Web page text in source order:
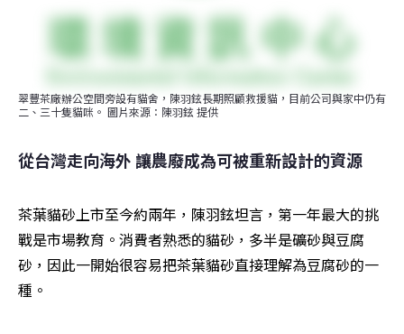
翠豐茶廠辦公空間旁設有貓舍，陳羽鉉長期照顧救援貓，目前公司與家中仍有
二、三十隻貓咪。 圖片來源：陳羽鉉 提供
從台灣走向海外 讓農廢成為可被重新設計的資源
茶葉貓砂上市至今約兩年，陳羽鉉坦言，第一年最大的挑
戰是市場教育。消費者熟悉的貓砂，多半是礦砂與豆腐
砂，因此一開始很容易把茶葉貓砂直接理解為豆腐砂的一
種。